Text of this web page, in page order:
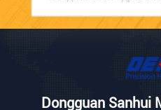
Dongguan Sanhui